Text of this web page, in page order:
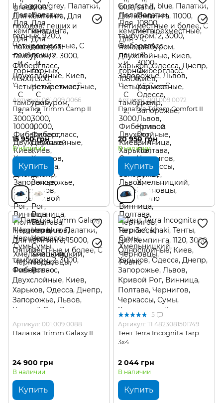
Артикул: 001.009.0066
Палатка Trimm Camp II
15 950 грн
В наличии
Купить
Артикул: 001.009.0072
Палатка Trimm Comfort II
20 950 грн
В наличии
Купить
Артикул: 001.009.0088
Палатка Trimm Galaxy II
24 900 грн
В наличии
Купить
5
Артикул: TI 4823081501749
Тент Terra Incognita Tarp
3x4
2 044 грн
В наличии
Купить